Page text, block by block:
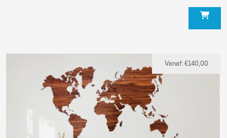
Vanaf: €140,00